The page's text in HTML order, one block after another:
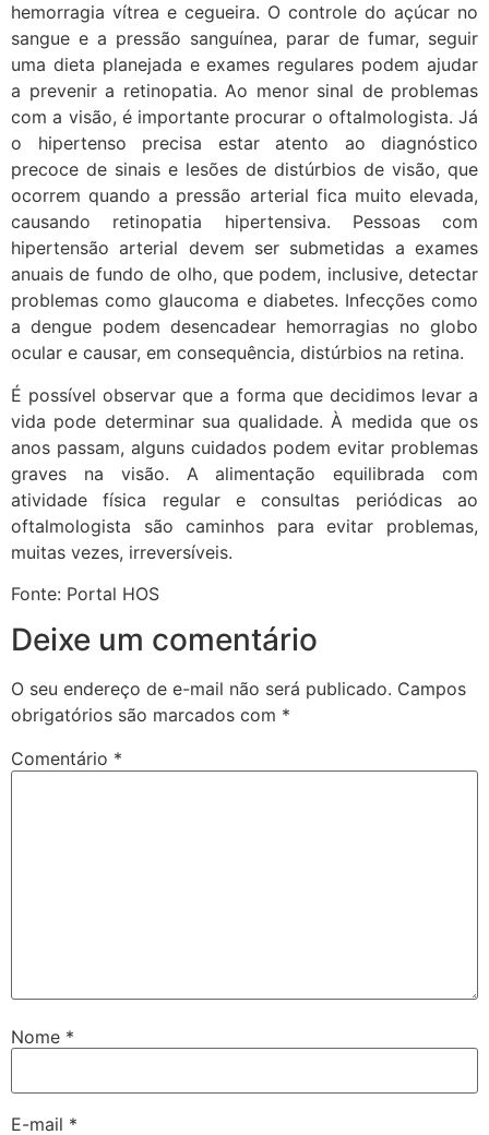
hemorragia vítrea e cegueira. O controle do açúcar no
sangue e a pressão sanguínea, parar de fumar, seguir
uma dieta planejada e exames regulares podem ajudar
a prevenir a retinopatia. Ao menor sinal de problemas
com a visão, é importante procurar o oftalmologista. Já
o hipertenso precisa estar atento ao diagnóstico
precoce de sinais e lesões de distúrbios de visão, que
ocorrem quando a pressão arterial fica muito elevada,
causando retinopatia hipertensiva. Pessoas com
hipertensão arterial devem ser submetidas a exames
anuais de fundo de olho, que podem, inclusive, detectar
problemas como glaucoma e diabetes. Infecções como
a dengue podem desencadear hemorragias no globo
ocular e causar, em consequência, distúrbios na retina.
É possível observar que a forma que decidimos levar a
vida pode determinar sua qualidade. À medida que os
anos passam, alguns cuidados podem evitar problemas
graves na visão. A alimentação equilibrada com
atividade física regular e consultas periódicas ao
oftalmologista são caminhos para evitar problemas,
muitas vezes, irreversíveis.
Fonte: Portal HOS
Deixe um comentário
O seu endereço de e-mail não será publicado. Campos
obrigatórios são marcados com *
Comentário *
Nome *
E-mail *